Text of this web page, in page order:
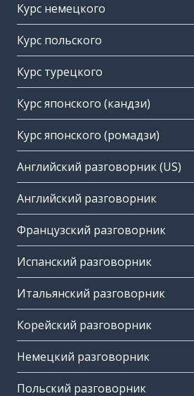
Курс немецкого
Курс польского
Курс турецкого
Курс японского (кандзи)
Курс японского (ромадзи)
Английский разговорник (US)
Английский разговорник
Французский разговорник
Испанский разговорник
Итальянский разговорник
Корейский разговорник
Немецкий разговорник
Польский разговорник